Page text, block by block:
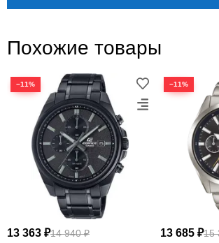
Похожие товары
−11%
13 363 ₽14 940 ₽
−11%
13 685 ₽15